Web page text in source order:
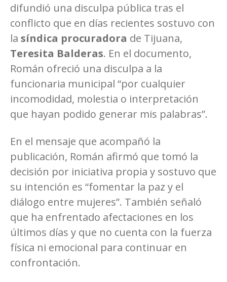
difundió una disculpa pública tras el
conflicto que en días recientes sostuvo con
la síndica procuradora de Tijuana,
Teresita Balderas. En el documento,
Román ofreció una disculpa a la
funcionaria municipal “por cualquier
incomodidad, molestia o interpretación
que hayan podido generar mis palabras”.
En el mensaje que acompañó la
publicación, Román afirmó que tomó la
decisión por iniciativa propia y sostuvo que
su intención es “fomentar la paz y el
diálogo entre mujeres”. También señaló
que ha enfrentado afectaciones en los
últimos días y que no cuenta con la fuerza
física ni emocional para continuar en
confrontación.